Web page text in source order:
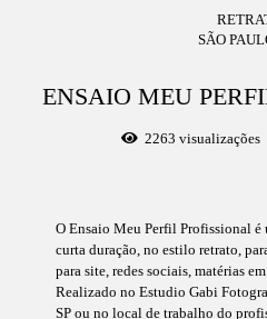
SÃO
ENSAIO MEU
2263 visualizações
O Ensaio Meu Perfil Profissional é
curta duração, no estilo retrato,
para site, redes sociais, matérias
Realizado no Estudio Gabi
SP ou no local de trabalho do